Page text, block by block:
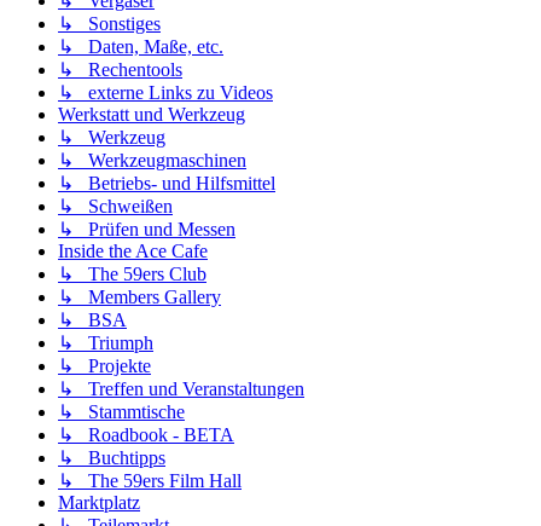
↳ Sonstiges
↳ Daten, Maße, etc.
↳ Rechentools
↳ externe Links zu Videos
Werkstatt und Werkzeug
↳ Werkzeug
↳ Werkzeugmaschinen
↳ Betriebs- und Hilfsmittel
↳ Schweißen
↳ Prüfen und Messen
Inside the Ace Cafe
↳ The 59ers Club
↳ Members Gallery
↳ BSA
↳ Triumph
↳ Projekte
↳ Treffen und Veranstaltungen
↳ Stammtische
↳ Roadbook - BETA
↳ Buchtipps
↳ The 59ers Film Hall
Marktplatz